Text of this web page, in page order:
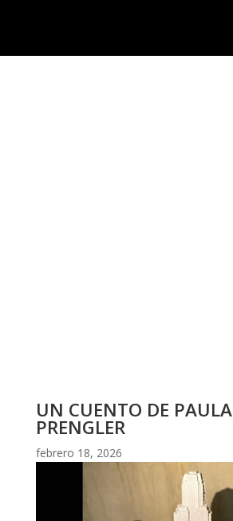
UN CUENTO DE PAULA
PRENGLER
febrero 18, 2026